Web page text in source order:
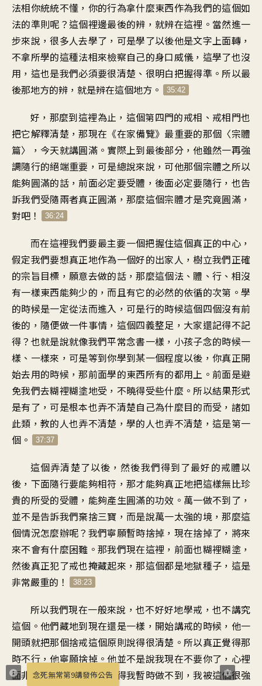
法相你統統不懂，你的行為拿什麼東西作為我們的這個如
法的準則呢？這個裡邊最後的辨，就辨在這裡。當然進一
步來說，很多人去學了，可是學了以後他是文字上面轉，
不拿所學的這種法相來檢察自己的身口威儀，這學了也沒
用，這也是我們必須要很清楚、很明白把握得準。所以最
後那地方的辨，就是辨在這個地方。
35:42
好，那麼到這裡為止，這個第四門的戒相、戒相門也
把它解釋清楚，那現在《在家備覽》最重要的那個〈宗體
篇〉，今天就講圓滿。實際上到最後部分，他雖然一再強
調隨行的絕端重要，可是總說來說，可他那個宗體之所以
能夠圓滿的話，前面必定要受體，後面必定要隨行，也告
訴我們受隨兩者真正圓滿，那麼這個宗體才是究竟圓滿，
對吧！
36:24
而在這裡我們要最主要一個把握住這個真正的中心，
假定我們要想真正地作為一個好的出家人，樹立我們正確
的宗旨目標，願意去做的話，那麼這個法、體、行、相沒
有一樣東西能夠少的，而且有它的必然的依循的次第。學
的時候是一定從法而進入，可是行的時候這個四個沒有前
後的，隨便做一件事情，這個四義整足，大家還記得不記
得？也就是說就像我們平常念書一樣，小孩子念的時候一
樣、一樣來，可是等到你學到某一個程度以後，你真正開
始去用的時候，那前面學的東西所有的都用上。前面是避
免我們去糊裡糊塗地受，不曉得受些什麼。所以結果形式
是有了，可是根本也弄不清楚自己為什麼目的而受，諸如
此類，教的人也弄不清楚，學的人也弄不清楚，這是第一
個。
37:37
這個弄清楚了以後，然後我們得到了最好的戒體以
後，下面隨行要能夠相符，那才能夠真正地把這樣無比珍
貴的所受的受體，能夠產生圓滿的功效。萬一做不到了，
並不是告訴我們棄捨三寶，而是說萬一太強的境，那麼這
個情況怎麼辦呢？我們寧願暫時捨掉，現在捨掉了，將來
來不會有什麼困難。那我們現在這裡，前面也糊裡糊塗，
然後真正犯了戒也掩藏起來，那這個都是地獄種子，這是
非常嚴重的！
38:23
所以我們現在一般來說，也不好好地學戒，也不講究
這個。他們藏地到現在還是一樣，開始講戒的時候，他一
開頭就把那個捨戒這個原則說得很清楚。所以真正覺得那
時不行，他寧願捨掉。他並不是說我現在不要你了，心裡
面非常不忍、很痛苦，覺得我暫時做不到，我被這個很強
念死無常第9講發佈公告